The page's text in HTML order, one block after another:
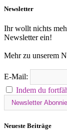
Newsletter
Ihr wollt nichts
Newsletter ein!
Mehr zu unserem
E-Mail:
Indem du
Neueste Beiträge